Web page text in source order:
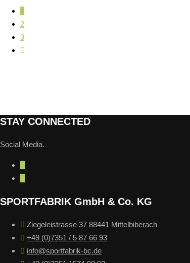
2
3
STAY CONNECTED
Social Media.
SPORTFABRIK GmbH & Co. KG
Ziegeleistrasse 37 88441 Mittelbiberach
+49 (0)7351 / 5 87 66 93
info@sportfabrik-bc.de